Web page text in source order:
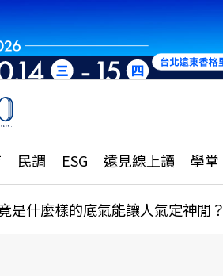
民調 ESG 遠見線上讀 學堂
職涯攻略
調查全解析
更多訂閱方案
是什麼樣的底氣能讓人氣定神閒？